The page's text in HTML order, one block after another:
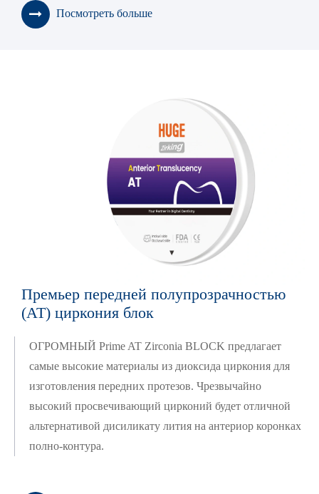
Посмотреть больше
Премьер передней полупрозрачностью
(AT) циркония блок
ОГРОМНЫЙ Prime AT Zirconia BLOCK предлагает
самые высокие материалы из диоксида циркония для
изготовления передних протезов. Чрезвычайно
высокий просвечивающий цирконий будет отличной
альтернативой дисиликату лития на антериор коронках
полно-контура.